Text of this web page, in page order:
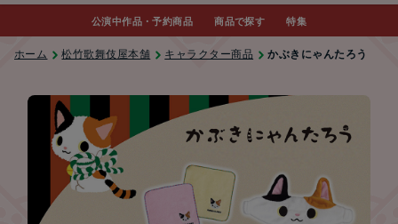
公演中作品・予約商品 商品で探す 特集
ホーム 松竹歌舞伎屋本舗 キャラクター商品 かぶきにゃんたろう